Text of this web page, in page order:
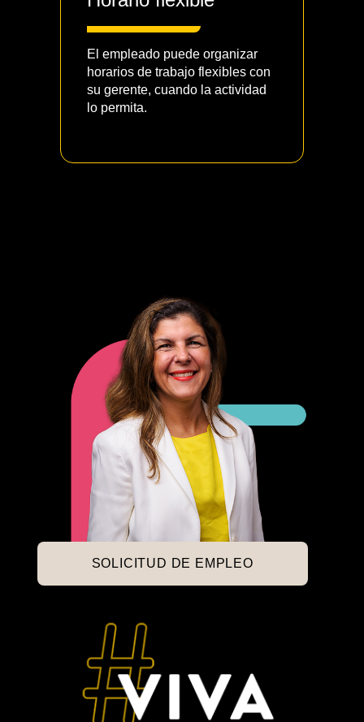
El empleado puede organizar
horarios de trabajo flexibles con
su gerente, cuando la actividad
lo permita.
SOLICITUD DE EMPLEO